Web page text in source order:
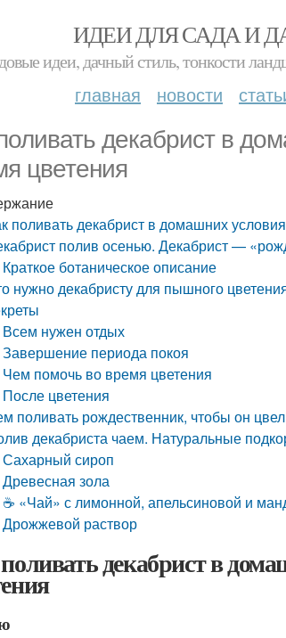
ИДЕИ ДЛЯ САДА И
идеи, дачный стиль, тонкости
главная новости
декабрист в
цветения
поливать декабрист в домашних
полив осенью. Декабрист —
Краткое ботаническое описание
нужно декабристу для пышного
Всем нужен отдых
Завершение периода покоя
Чем помочь во время цветения
После цветения
поливать рождественник, чтобы он
декабриста чаем. Натуральные
Сахарный сироп
Древесная зола
☕️ «Чай» с лимонной, апельсиновой и
Дрожжевой раствор
декабрист в